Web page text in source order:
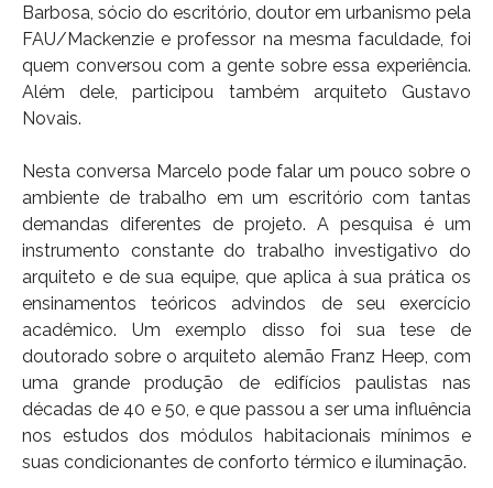
Barbosa, sócio do escritório, doutor em urbanismo pela
FAU/Mackenzie e professor na mesma faculdade, foi
quem conversou com a gente sobre essa experiência.
Além dele, participou também arquiteto Gustavo
Novais.
Nesta conversa Marcelo pode falar um pouco sobre o
ambiente de trabalho em um escritório com tantas
demandas diferentes de projeto. A pesquisa é um
instrumento constante do trabalho investigativo do
arquiteto e de sua equipe, que aplica à sua prática os
ensinamentos teóricos advindos de seu exercício
acadêmico. Um exemplo disso foi sua tese de
doutorado sobre o arquiteto alemão Franz Heep, com
uma grande produção de edifícios paulistas nas
décadas de 40 e 50, e que passou a ser uma influência
nos estudos dos módulos habitacionais mínimos e
suas condicionantes de conforto térmico e iluminação.